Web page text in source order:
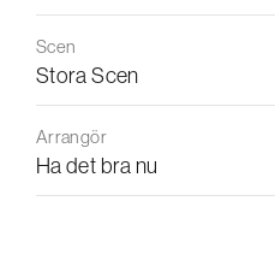
Scen
Stora Scen
Arrangör
Ha det bra nu